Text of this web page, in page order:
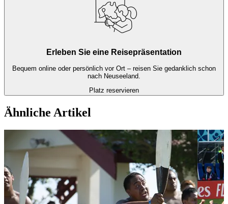
Erleben Sie eine Reisepräsentation
Bequem online oder persönlich vor Ort – reisen Sie gedanklich schon
nach Neuseeland.
Platz reservieren
Ähnliche Artikel